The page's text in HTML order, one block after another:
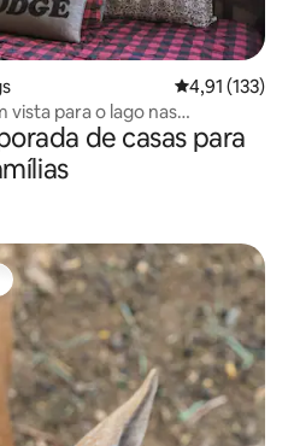
4,91 de uma
4,91 (133)
para o lago nas
de casas para
dos hóspedes